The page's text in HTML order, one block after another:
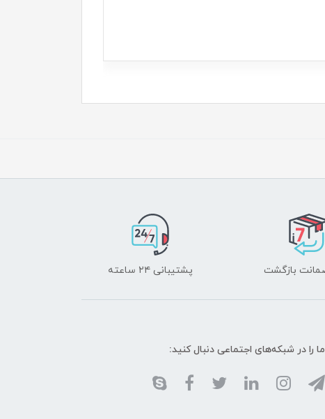
پشتیبانی ۲۴ ساعته
ما را در شبکه‌های اجتماعی دنبال کنید: